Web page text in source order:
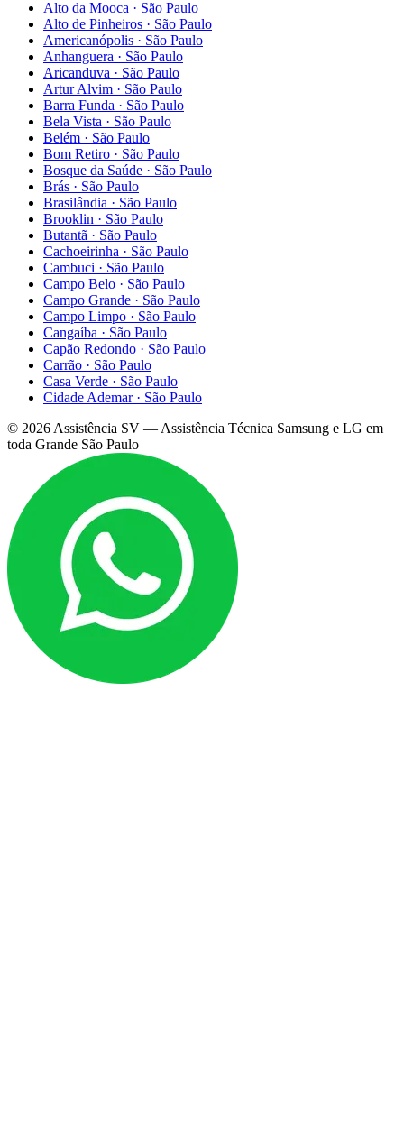
Alto da Mooca · São Paulo
Alto de Pinheiros · São Paulo
Americanópolis · São Paulo
Anhanguera · São Paulo
Aricanduva · São Paulo
Artur Alvim · São Paulo
Barra Funda · São Paulo
Bela Vista · São Paulo
Belém · São Paulo
Bom Retiro · São Paulo
Bosque da Saúde · São Paulo
Brás · São Paulo
Brasilândia · São Paulo
Brooklin · São Paulo
Butantã · São Paulo
Cachoeirinha · São Paulo
Cambuci · São Paulo
Campo Belo · São Paulo
Campo Grande · São Paulo
Campo Limpo · São Paulo
Cangaíba · São Paulo
Capão Redondo · São Paulo
Carrão · São Paulo
Casa Verde · São Paulo
Cidade Ademar· São Paulo
© 2026Assistência SV — Assistência Técnica Samsung e LG em
toda Grande São Paulo